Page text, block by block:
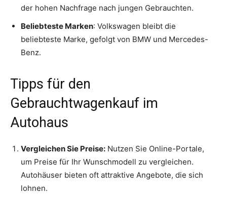
der hohen Nachfrage nach jungen Gebrauchten.
Beliebteste Marken: Volkswagen bleibt die
beliebteste Marke, gefolgt von BMW und Mercedes-
Benz.
Tipps für den
Gebrauchtwagenkauf im
Autohaus
Vergleichen Sie Preise: Nutzen Sie Online-Portale,
um Preise für Ihr Wunschmodell zu vergleichen.
Autohäuser bieten oft attraktive Angebote, die sich
lohnen.